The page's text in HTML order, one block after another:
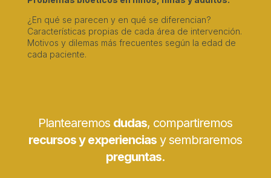
¿En qué se parecen y en qué se diferencian?
Características propias de cada área de intervención.
Motivos y dilemas más frecuentes según la edad de
cada paciente.
Plantearemos dudas, compartiremos
recursos y experiencias y sembraremos
preguntas.